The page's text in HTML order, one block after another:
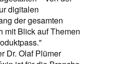
digitalen
der gesamten
mit Blick auf Themen
Dr. Olaf Plümer